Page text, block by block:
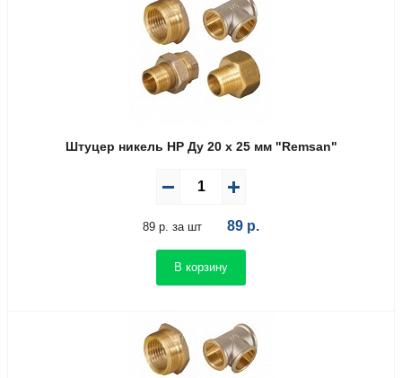
Штуцер никель НР Ду 20 х 25 мм "Remsan"
89 р. за шт 89 р.
В корзину